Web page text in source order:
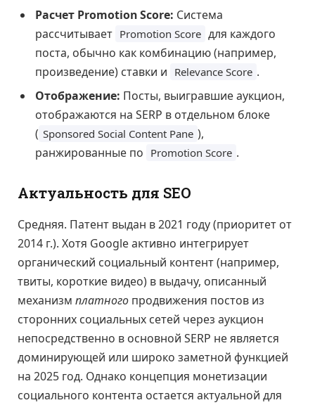
Расчет Promotion Score: Система
рассчитывает Promotion Score для каждого
поста, обычно как комбинацию (например,
произведение) ставки и Relevance Score .
Отображение: Посты, выигравшие аукцион,
отображаются на SERP в отдельном блоке
( Sponsored Social Content Pane ),
ранжированные по Promotion Score .
Актуальность для SEO
Средняя. Патент выдан в 2021 году (приоритет от
2014 г.). Хотя Google активно интегрирует
органический социальный контент (например,
твиты, короткие видео) в выдачу, описанный
механизм платного продвижения постов из
сторонних социальных сетей через аукцион
непосредственно в основной SERP не является
доминирующей или широко заметной функцией
на 2025 год. Однако концепция монетизации
социального контента остается актуальной для